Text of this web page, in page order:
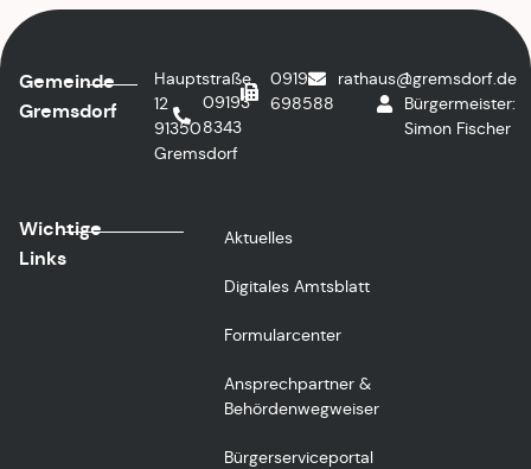
Gemeinde
Gremsdorf
Hauptstraße
12
91350
Gremsdorf
09193
8343
09193
698588
rathaus@gremsdorf.de
1.
Bürgermeister:
Simon Fischer
Wichtige
Links
Aktuelles
Digitales Amtsblatt
Formularcenter
Ansprechpartner &
Behördenwegweiser
Bürgerserviceportal